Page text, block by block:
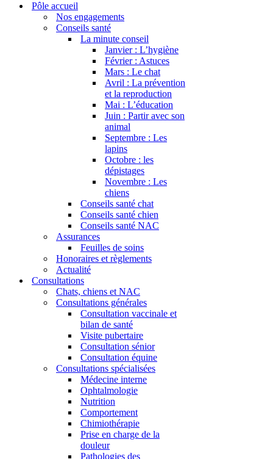
Pôle accueil
Nos engagements
Conseils santé
La minute conseil
Janvier : L’hygiène
Février : Astuces
Mars : Le chat
Avril : La prévention
et la reproduction
Mai : L’éducation
Juin : Partir avec son
animal
Septembre : Les
lapins
Octobre : les
dépistages
Novembre : Les
chiens
Conseils santé chat
Conseils santé chien
Conseils santé NAC
Assurances
Feuilles de soins
Honoraires et règlements
Actualité
Consultations
Chats, chiens et NAC
Consultations générales
Consultation vaccinale et
bilan de santé
Visite pubertaire
Consultation sénior
Consultation équine
Consultations spécialisées
Médecine interne
Ophtalmologie
Nutrition
Comportement
Chimiothérapie
Prise en charge de la
douleur
Pathologies des